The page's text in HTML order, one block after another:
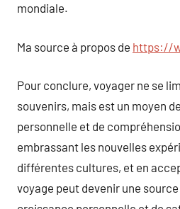
mondiale.
Ma source à propos de https://
Pour conclure, voyager ne se
souvenirs, mais est un moyen
personnelle et de
embrassant les nouvelles
différentes cultures, et en
voyage peut devenir une